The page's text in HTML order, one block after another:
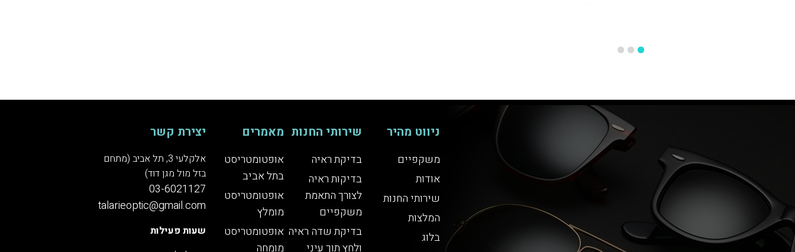
ניווט מהיר
משקפיים
אודות
שירותי החנות
המלצות
בלוג
שירותי החנות
בדיקת ראיה
בדיקות ראיה
לצורך התאמת
משקפיים
בדיקת שדה ראיה
ולחץ תוך עיני
מאמרים
אופטומטריסט
בתל אביב
אופטומטריסט
מומלץ
אופטומטריסט
מומחה
יצירת קשר
אלקלעי 3, תל אביב (מתחם
בזל מול מגן דוד)
03-6021127
talarieoptic@gmail.com
שעות פעילות